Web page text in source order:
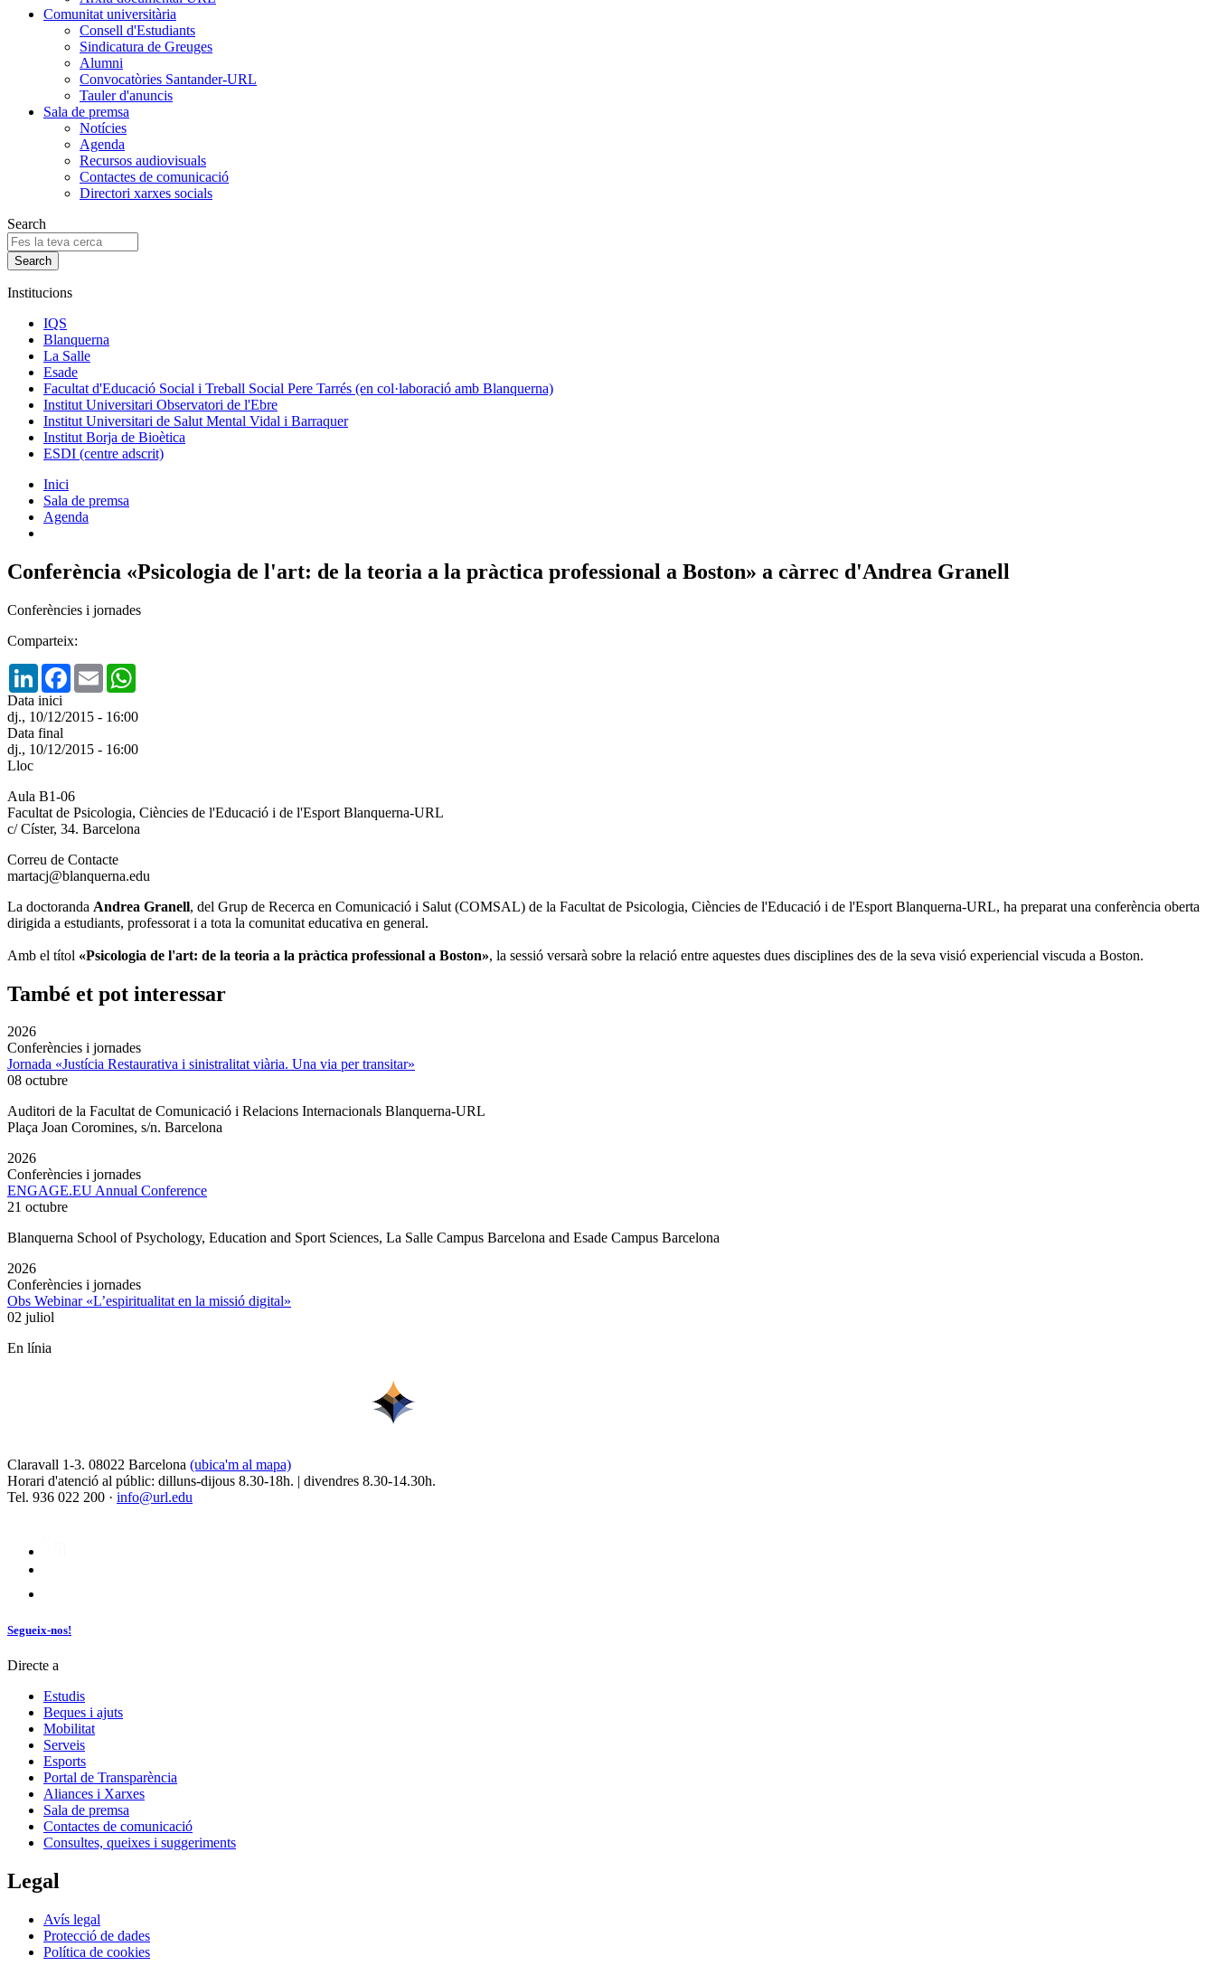
Comunitat universitària
Consell d'Estudiants
Sindicatura de Greuges
Alumni
Convocatòries Santander-URL
Tauler d'anuncis
Sala de premsa
Notícies
Agenda
Recursos audiovisuals
Contactes de comunicació
Directori xarxes socials
Search
Institucions
IQS
Blanquerna
La Salle
Esade
Facultat d'Educació Social i Treball Social Pere Tarrés (en col·laboració amb Blanquerna)
Institut Universitari Observatori de l'Ebre
Institut Universitari de Salut Mental Vidal i Barraquer
Institut Borja de Bioètica
ESDI (centre adscrit)
Inici
Sala de premsa
Agenda
Conferència «Psicologia de l'art: de la teoria a la pràctica professional a Boston» a càrrec d'Andrea Granell
Conferències i jornades
Comparteix:
LinkedInFacebook
Email
Data inici
dj., 10/12/2015 - 16:00
Data final
dj., 10/12/2015 - 16:00
Lloc
Aula B1-06
Facultat de Psicologia, Ciències de l'Educació i de l'Esport Blanquerna-URL
c/ Císter, 34. Barcelona
Correu de Contacte
martacj@blanquerna.edu
La doctoranda Andrea Granell, del Grup de Recerca en Comunicació i Salut (COMSAL) de la Facultat de Psicologia, Ciències de l'Educació i de l'Esport Blanquerna-URL, ha preparat una conferència oberta
dirigida a estudiants, professorat i a tota la comunitat educativa en general.
Amb el títol «Psicologia de l'art: de la teoria a la pràctica professional a Boston», la sessió versarà sobre la relació entre aquestes dues disciplines des de la seva visió experiencial viscuda a Boston.
També et pot interessar
2026
Conferències i jornades
Jornada «Justícia Restaurativa i sinistralitat viària. Una via per transitar»
08 octubre
Auditori de la Facultat de Comunicació i Relacions Internacionals Blanquerna-URL
Plaça Joan Coromines, s/n. Barcelona
2026
Conferències i jornades
ENGAGE.EU Annual Conference
21 octubre
Blanquerna School of Psychology, Education and Sport Sciences, La Salle Campus Barcelona and Esade Campus Barcelona
2026
Conferències i jornades
Obs Webinar «L’espiritualitat en la missió digital»
02 juliol
En línia
Claravall 1-3. 08022 Barcelona (ubica'm al mapa)
Horari d'atenció al públic: dilluns-dijous 8.30-18h. | divendres 8.30-14.30h.
Tel. 936 022 200 · info@url.edu
Segueix-nos!
Directe a
Estudis
Beques i ajuts
Mobilitat
Serveis
Esports
Portal de Transparència
Aliances i Xarxes
Sala de premsa
Contactes de comunicació
Consultes, queixes i suggeriments
Legal
Avís legal
Protecció de dades
Política de cookies